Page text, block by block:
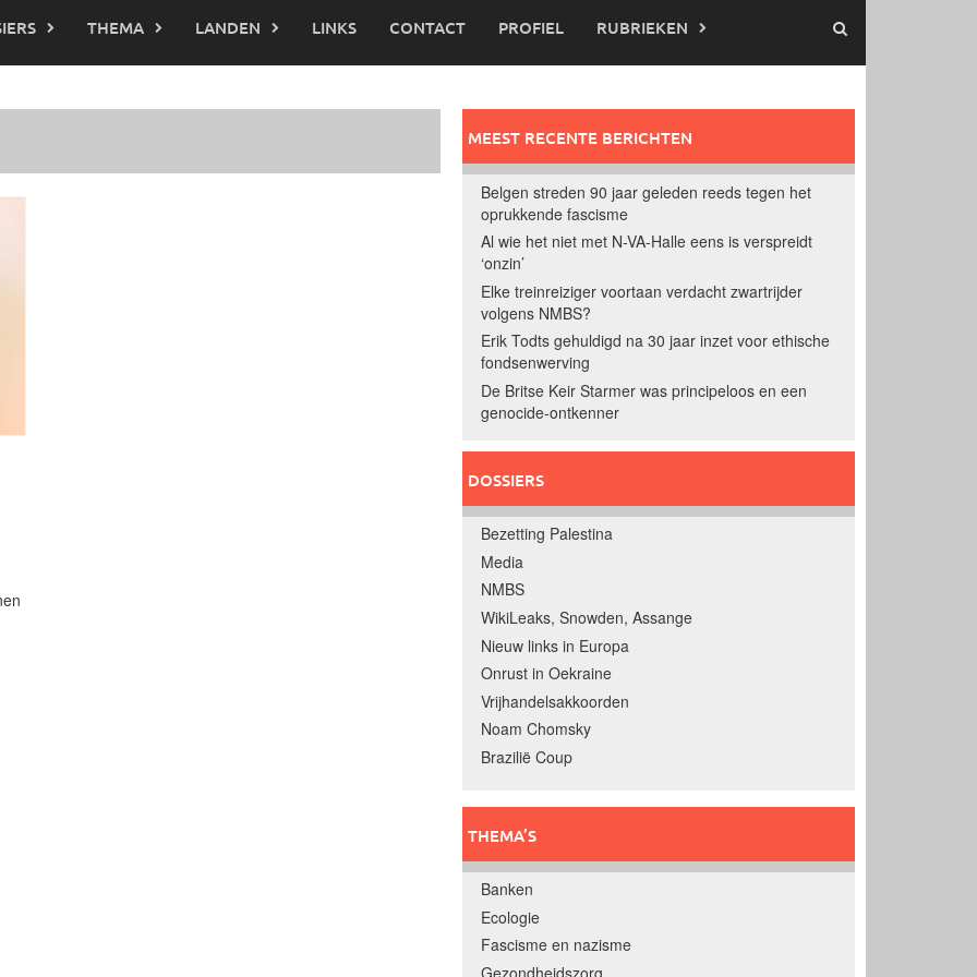
THEMA LANDEN LINKS CONTACT PROFIEL RUBRIEKEN
MEEST RECENTE BERICHTEN
Belgen streden 90 jaar geleden reeds tegen het
oprukkende fascisme
Al wie het niet met N-VA-Halle eens is verspreidt
‘onzin’
Elke treinreiziger voortaan verdacht zwartrijder
volgens NMBS?
Erik Todts gehuldigd na 30 jaar inzet voor ethische
fondsenwerving
De Britse Keir Starmer was principeloos en een
genocide-ontkenner
DOSSIERS
Bezetting Palestina
Media
NMBS
WikiLeaks, Snowden, Assange
Nieuw links in Europa
Onrust in Oekraine
Vrijhandelsakkoorden
Noam Chomsky
Brazilië Coup
THEMA’S
Banken
Ecologie
Fascisme en nazisme
Gezondheidszorg